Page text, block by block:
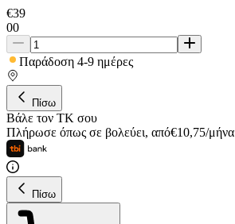
€39
00
Παράδοση 4-9 ημέρες
Πίσω
Βάλε τον ΤΚ σου
Πλήρωσε όπως σε βολεύει, από€10,75/μήνα
Πίσω